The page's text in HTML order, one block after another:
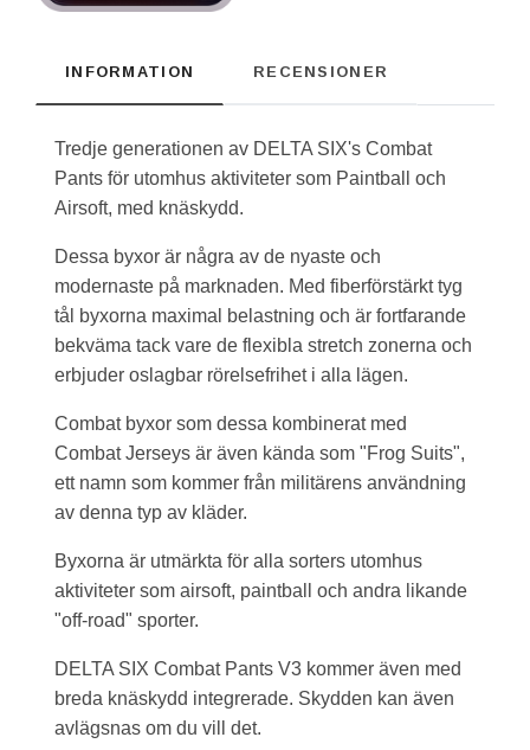
INFORMATION RECENSIONER
Tredje generationen av DELTA SIX's Combat
Pants för utomhus aktiviteter som Paintball och
Airsoft, med knäskydd.
Dessa byxor är några av de nyaste och
modernaste på marknaden. Med fiberförstärkt tyg
tål byxorna maximal belastning och är fortfarande
bekväma tack vare de flexibla stretch zonerna och
erbjuder oslagbar rörelsefrihet i alla lägen.
Combat byxor som dessa kombinerat med
Combat Jerseys är även kända som "Frog Suits",
ett namn som kommer från militärens användning
av denna typ av kläder.
Byxorna är utmärkta för alla sorters utomhus
aktiviteter som airsoft, paintball och andra likande
"off-road" sporter.
DELTA SIX Combat Pants V3 kommer även med
breda knäskydd integrerade. Skydden kan även
avlägsnas om du vill det.